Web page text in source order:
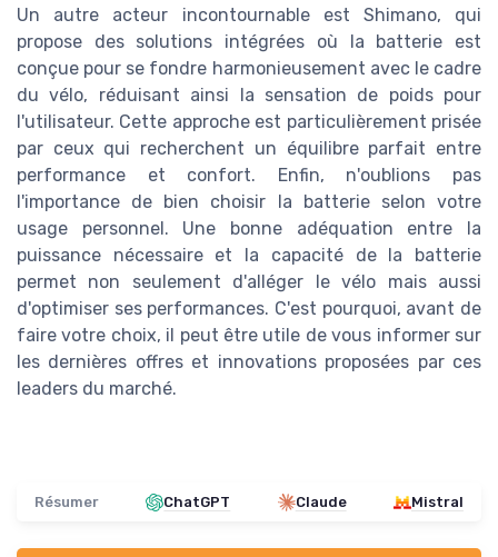
Un autre acteur incontournable est Shimano, qui
propose des solutions intégrées où la batterie est
conçue pour se fondre harmonieusement avec le cadre
du vélo, réduisant ainsi la sensation de poids pour
l'utilisateur. Cette approche est particulièrement prisée
par ceux qui recherchent un équilibre parfait entre
performance et confort. Enfin, n'oublions pas
l'importance de bien choisir la batterie selon votre
usage personnel. Une bonne adéquation entre la
puissance nécessaire et la capacité de la batterie
permet non seulement d'alléger le vélo mais aussi
d'optimiser ses performances. C'est pourquoi, avant de
faire votre choix, il peut être utile de vous informer sur
les dernières offres et innovations proposées par ces
leaders du marché.
Résumer ChatGPT Claude Mistral